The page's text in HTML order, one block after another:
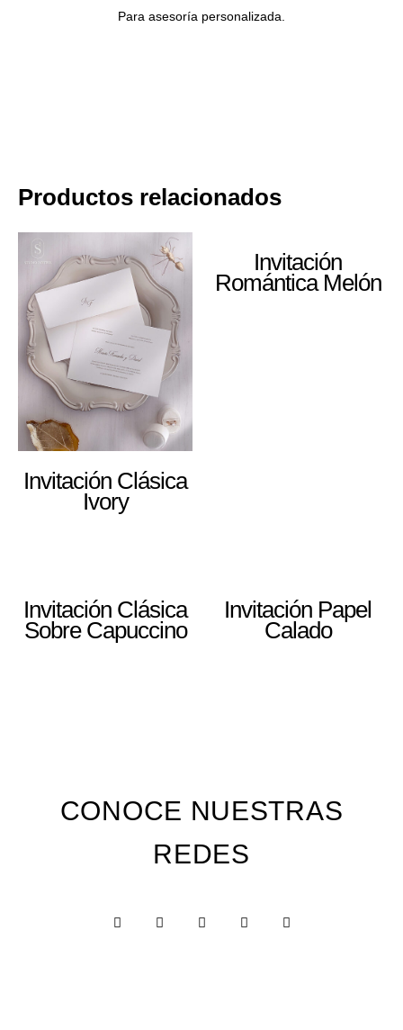
Para asesoría personalizada.
Productos relacionados
Invitación Clásica
Ivory
Invitación
Romántica Melón
Invitación Clásica
Sobre Capuccino
Invitación Papel
Calado
CONOCE NUESTRAS
REDES